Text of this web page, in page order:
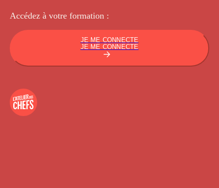
Accédez à votre formation :
JE ME CONNECTE
JE ME CONNECTE